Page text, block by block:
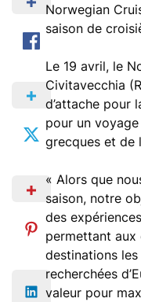
Norwegian
saison de
Le 19 avril, le
Civitavecchia
d’attache pour
pour un
grecques et de
« Alors que
saison, notre
des
permettant aux
destinations
recherchées
valeur pour